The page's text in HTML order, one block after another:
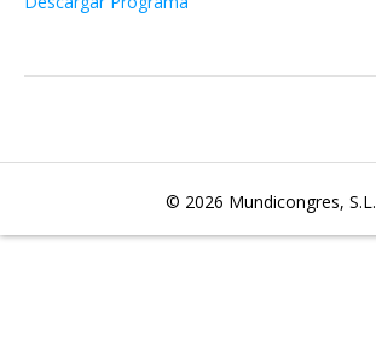
© 2026 Mundicongres, S.L.